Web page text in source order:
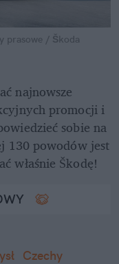
prasowe / Škoda
najnowsze
promocji i
sobie na
130 powodów jest
właśnie Škodę!
Czechy